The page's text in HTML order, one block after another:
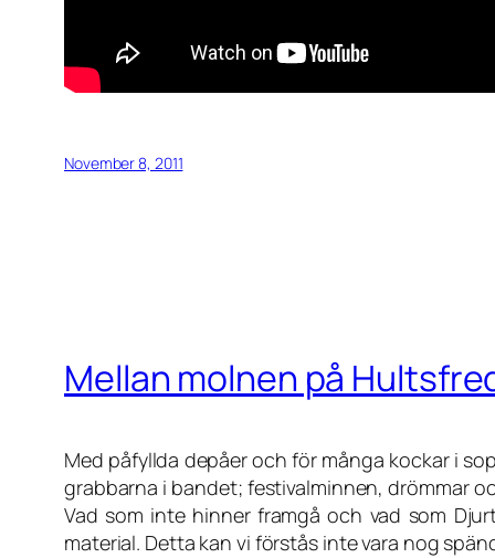
November 8, 2011
Mellan molnen på
Med påfyllda depåer och för många kockar i
grabbarna i bandet; festivalminnen, drömmar
Vad som inte hinner framgå och vad som
material. Detta kan vi förstås inte vara nog